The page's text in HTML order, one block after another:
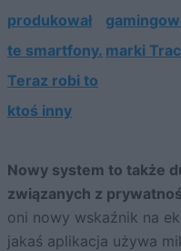
produkował
te smartfony.
Teraz robi to
ktoś inny
marki
Nowy system to także
związanych z
oni nowy wskaźnik na
jakaś aplikacja używa